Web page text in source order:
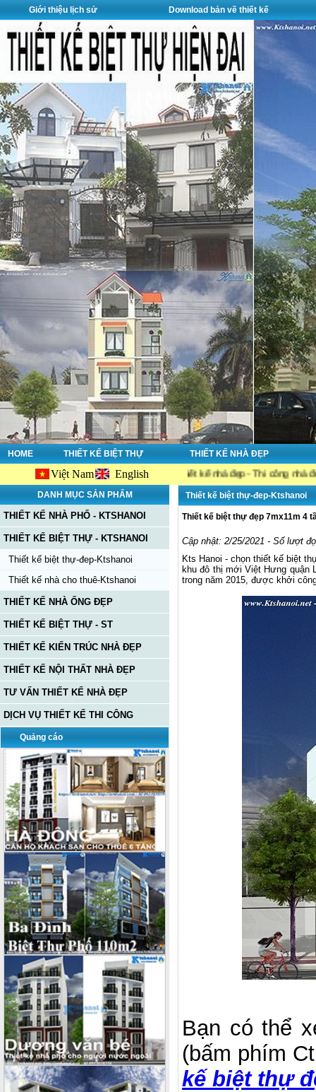
Giới thiệu lịch sử Download bản vẽ thiết kế
HOME THIẾT KẾ BIỆT THỰ THIẾT KẾ NHÀ ĐẸP
Việt Nam English
công ty chuyên về : Thiết kế nhà đẹp - Thi công nhà đẹp - Tư
DANH MỤC SẢN PHẨM
THIẾT KẾ NHÀ PHỐ - KTSHANOI
THIẾT KẾ BIỆT THỰ - KTSHANOI
Thiết kế biệt thự-đep-Ktshanoi
Thiết kế nhà cho thuê-Ktshanoi
THIẾT KẾ NHÀ ỐNG ĐẸP
THIẾT KẾ BIỆT THỰ - ST
THIẾT KẾ KIẾN TRÚC NHÀ ĐẸP
THIẾT KẾ NỘI THẤT NHÀ ĐẸP
TƯ VẤN THIẾT KẾ NHÀ ĐẸP
DỊCH VỤ THIẾT KẾ THI CÔNG
Quảng cáo
Thiết kế biệt thự-đep-Ktshanoi
Thiết kế biệt thự đẹp 7mx11m 4
Cập nhật: 2/25/2021 - Số lượt
Kts Hanoi - chọn thiết kế biệt
khu đô thị mới Việt Hưng quận
trong năm 2015, được khởi
Bạn có thể
(bấm phím
kế biệt thự